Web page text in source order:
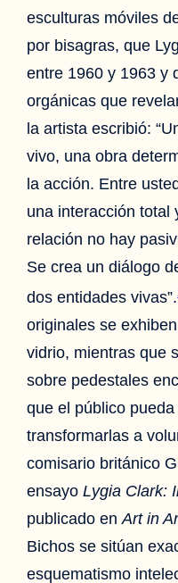
esculturas móviles
por bisagras, que
entre 1960 y 1963 y
orgánicas que
la artista escribió:
vivo, una obra
la acción. Entre
una interacción total
relación no hay
Se crea un diálogo
dos entidades vivas”.
originales se
vidrio, mientras que
sobre pedestales
que el público
transformarlas a
comisario británico
ensayoLygia Clark:
publicado enArt in
Bichos se sitúan
esquematismo